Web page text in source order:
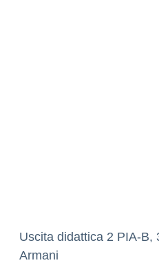
Uscita didattica 2 PIA-B,
Armani